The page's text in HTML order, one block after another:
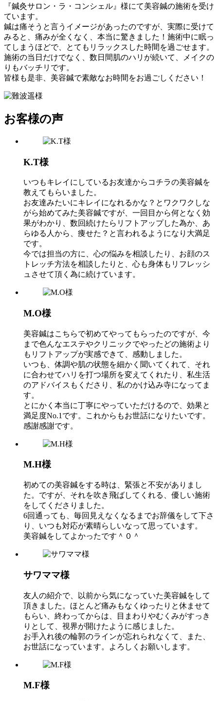
『鍼灸サロン・ラ・コンシェル』様にて美容鍼の施術を受け
ています。
鍼は痛そうと言うイメージがあったのですが、実際に受けて
みると、痛みが全くなく、本当に驚きました！施術中に眠っ
てしまうほどで、とてもリラックスした時間を過ごせます。
施術の当日だけでなく、数日間肌のハリが続いて、メイクの
りもバッチリです。
皆様も是非、美容鍼で素敵なお時間をお過ごしください！
お客様の声
K.T様
いつもキレイにしているお友達からコチラの美容鍼を
教えてもらいました。
お友達みたいにキレイになれるかな？とワクワクしな
がら始めてみた美容鍼ですが、一回目から何となく効
果がわかり、数回続けたらリフトアップした為か、あ
らゆる人から、痩せた？と言われるようになり大満足
です。
今では担当の方に、心の悩みを相談したり、お顔のス
トレッチ方法を相談したりと、心も身体もリフレッシ
ュさせて頂く為に続けています。
M.O様
美容鍼はこちらで初めてやってもらったのですが、今
まで色んなエステやクリニックでやったどの施術より
もリフトアップが実感できて、感動しました。
いつも、体調や肌の状態を細かく聞いてくれて、それ
に合わせてハリを打つ場所を変えてくれたり、私生活
のアドバイスもくださり、私のかけ込み寺になってま
す。
とにかく本当に丁寧にやっていただけるので、効果と
満足度No.1です。これからもお世話になりたいです。
感謝感謝です。
M.H様
初めての美容鍼をする時は、緊張と不安がありまし
た。ですが、それを吹き飛ばしてくれる、優しい施術
をしてくださりました。
6回通っても、毎回見えなくなるまでお辞儀をして下さ
り、いつも対応が素晴らしいなって思っています。
美容鍼をしてよかったです＾０＾
サワママ様
友人の紹介で、以前から気になっていた美容鍼をして
頂きました。ほとんど痛みもなくゆったりと休ませて
もらい、終わってからは、目まわりやむくみがすっき
りとして、視界が開けたように感じました。
お手入れ後の輪郭のラインが忘れられなくて、また、
お世話になっています。よろしくお願いします。
M.F様